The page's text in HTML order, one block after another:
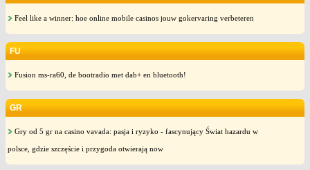
Feel like a winner: hoe online mobile casinos jouw gokervaring verbeteren
FU
Fusion ms-ra60, de bootradio met dab+ en bluetooth!
GR
Gry od 5 gr na casino vavada: pasja i ryzyko - fascynujący Świat hazardu w
polsce, gdzie szczęście i przygoda otwierają now